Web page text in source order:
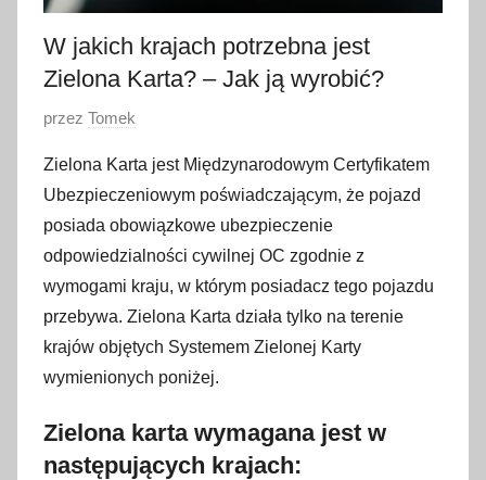
W jakich krajach potrzebna jest
Zielona Karta? – Jak ją wyrobić?
O
u
b
l
i
k
o
w
a
o
2
przez Tomek
Zielona Karta jest Międzynarodowym Certyfikatem
Ubezpieczeniowym poświadczającym, że pojazd
posiada obowiązkowe ubezpieczenie
odpowiedzialności cywilnej OC zgodnie z
wymogami kraju, w którym posiadacz tego pojazdu
przebywa. Zielona Karta działa tylko na terenie
krajów objętych Systemem Zielonej Karty
wymienionych poniżej.
Zielona karta wymagana jest w
następujących krajach: